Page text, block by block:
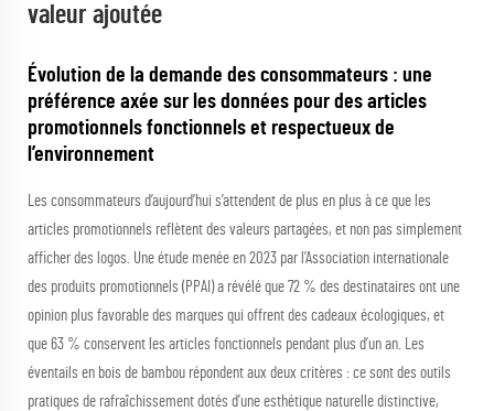
valeur ajoutée
Évolution de la demande des consommateurs : une
préférence axée sur les données pour des articles
promotionnels fonctionnels et respectueux de
l’environnement
Les consommateurs d’aujourd’hui s’attendent de plus en plus à ce que les
articles promotionnels reflètent des valeurs partagées, et non pas simplement
afficher des logos. Une étude menée en 2023 par l’Association internationale
des produits promotionnels (PPAI) a révélé que 72 % des destinataires ont une
opinion plus favorable des marques qui offrent des cadeaux écologiques, et
que 63 % conservent les articles fonctionnels pendant plus d’un an. Les
éventails en bois de bambou répondent aux deux critères : ce sont des outils
pratiques de rafraîchissement dotés d’une esthétique naturelle distinctive,